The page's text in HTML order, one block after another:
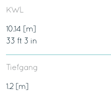
KWL
10.14 [m]
33 ft 3 in
Tiefgang
1.2 [m]